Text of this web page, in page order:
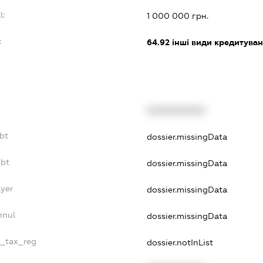
1 000 000 грн.
64.92 інші види
dossier.missingData
dossier.missingData
dossier.missingData
dossier.missingData
dossier.notInList